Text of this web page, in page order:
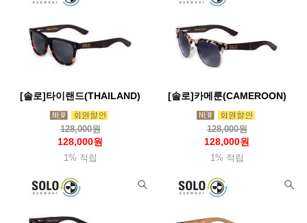
[솔로]타이랜드(THAILAND)
128,000원
128,000원
1% 적립
[솔로]카메룬(CAMEROON)
128,000원
128,000원
1% 적립